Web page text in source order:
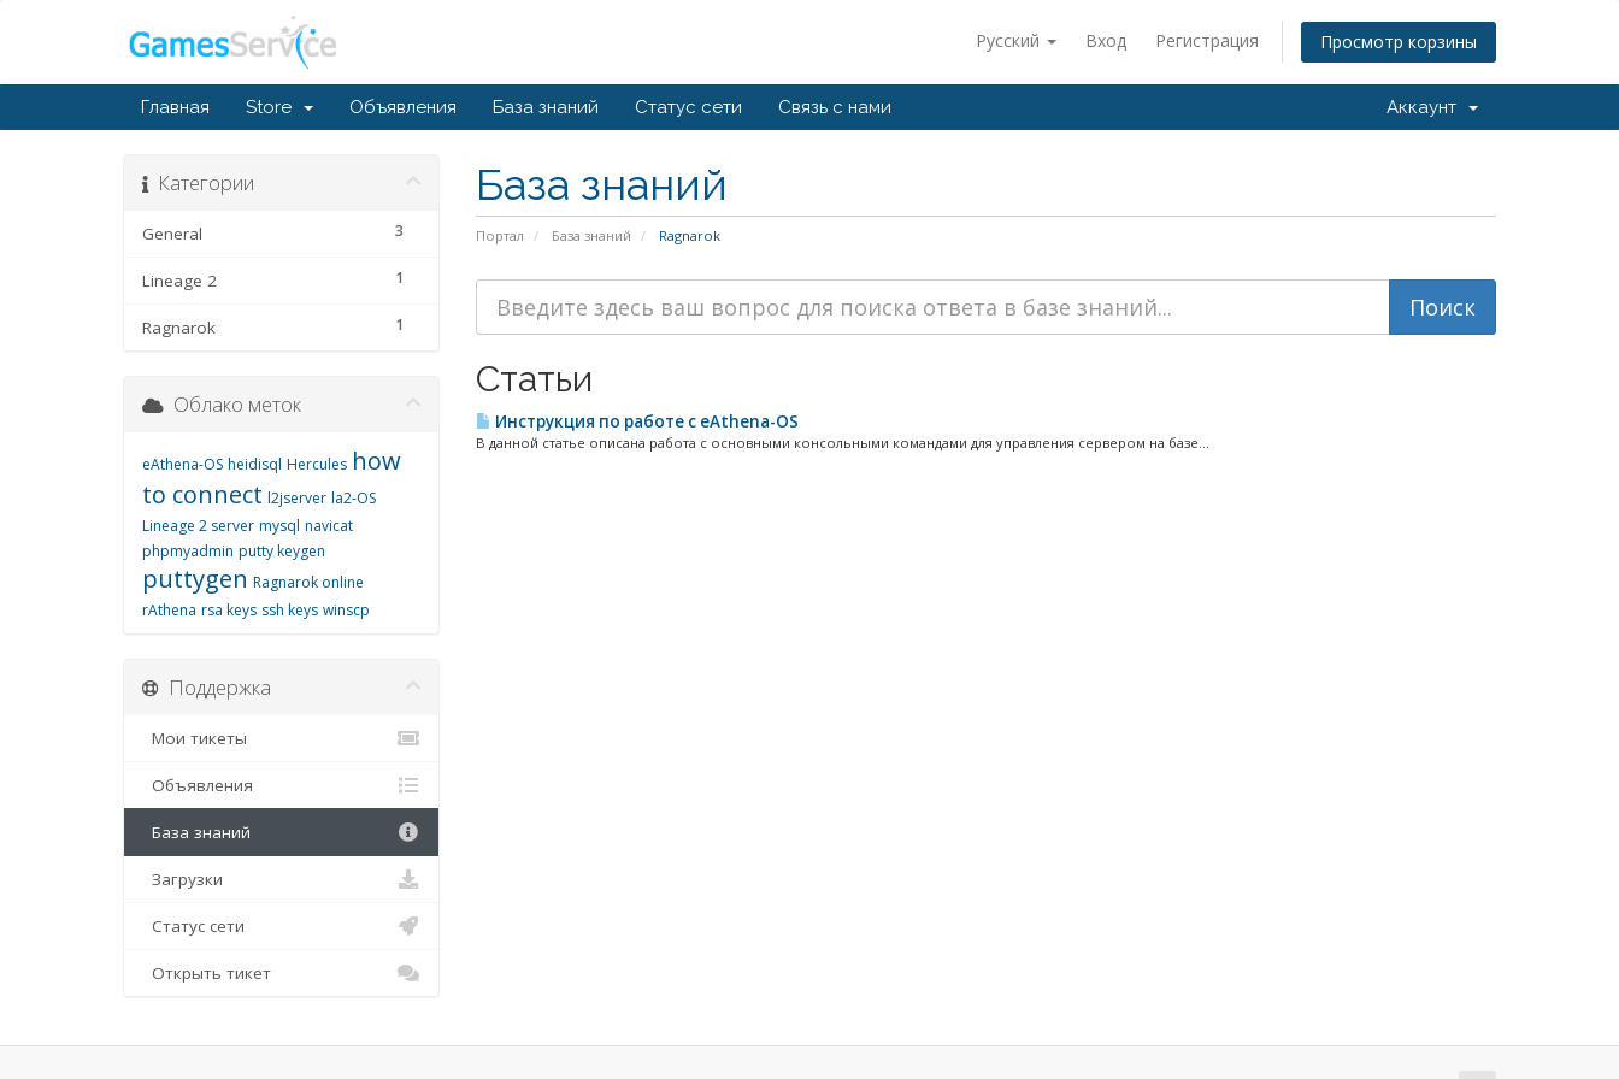
Русский Вход Регистрация Просмотр корзины
Главная Store Объявления База знаний Статус сети Связь с нами Аккаунт
База знаний
Портал База знаний Ragnarok
Категории
3
General
1
Lineage 2
1
Ragnarok
Статьи
Инструкция по работе с eAthena-OS
В данной статье описана работа с основными консольными командами для управления сервером на базе...
Облако меток
eAthena-OS heidisql Hercules how
to connect l2jserver la2-OS
Lineage 2 server mysql navicat
phpmyadmin putty keygen
puttygen Ragnarok online
rAthena rsa keys ssh keys winscp
Поддержка
Мои тикеты
Объявления
База знаний
Загрузки
Статус сети
Открыть тикет